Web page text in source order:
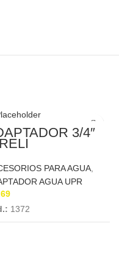
3/4″
PARA AGUA
AGUA UPR
1372